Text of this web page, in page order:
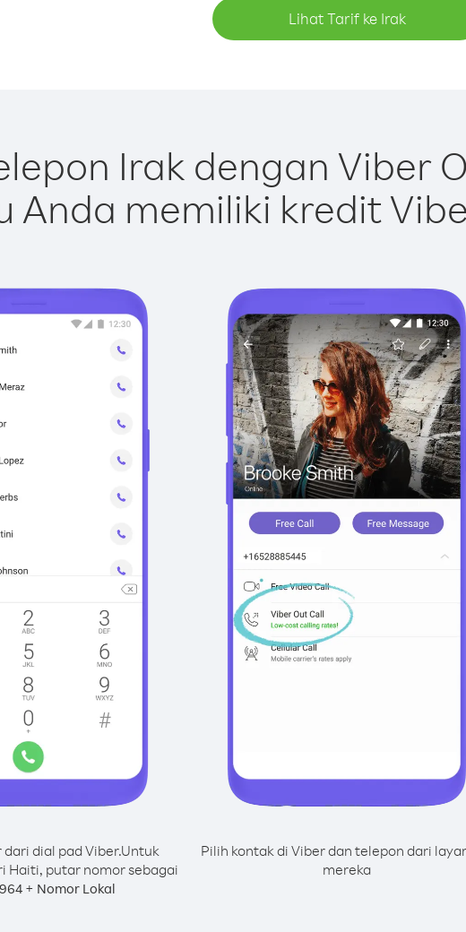
Lihat Tarif ke Irak
Irak dengan Viber
Anda memiliki kredit
dial pad Viber.Untuk
Haiti, putar nomor sebagai
964 + Nomor Lokal
Pilih kontak di Viber dan telepon dari
mereka